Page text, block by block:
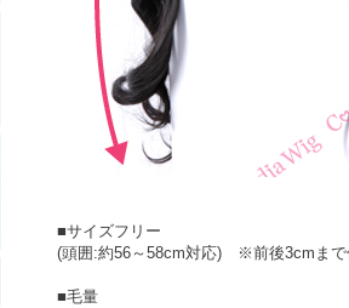
■サイズフリー
(頭囲:約56～58cm対応) ※前後3cmまで
■毛量